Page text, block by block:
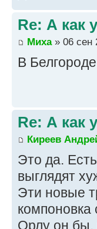
Re: А как
Миха» 06 сен
В
Re: А как
Киреев
Это да.
выглядят
Эти новые
Орлу он бы,